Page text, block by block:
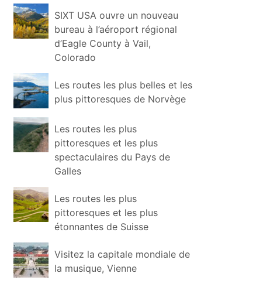
SIXT USA ouvre un nouveau
bureau à l’aéroport régional
d’Eagle County à Vail,
Colorado
Les routes les plus belles et les
plus pittoresques de Norvège
Les routes les plus
pittoresques et les plus
spectaculaires du Pays de
Galles
Les routes les plus
pittoresques et les plus
étonnantes de Suisse
Visitez la capitale mondiale de
la musique, Vienne